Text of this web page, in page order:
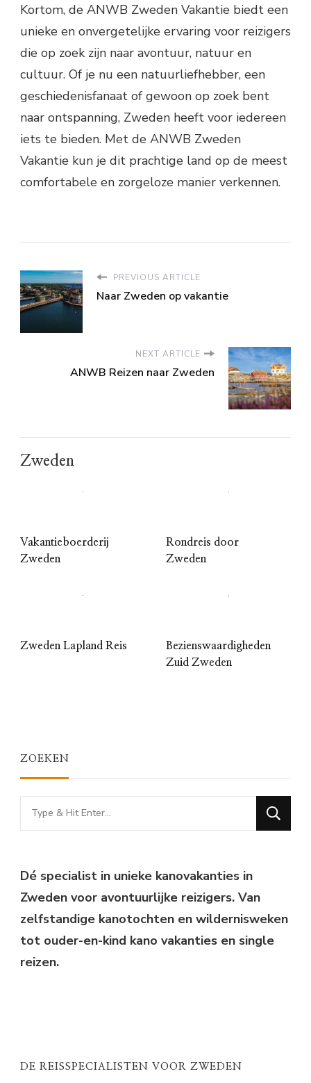
Kortom, de ANWB Zweden Vakantie biedt een
unieke en onvergetelijke ervaring voor reizigers
die op zoek zijn naar avontuur, natuur en
cultuur. Of je nu een natuurliefhebber, een
geschiedenisfanaat of gewoon op zoek bent
naar ontspanning, Zweden heeft voor iedereen
iets te bieden. Met de ANWB Zweden
Vakantie kun je dit prachtige land op de meest
comfortabele en zorgeloze manier verkennen.
PREVIOUS ARTICLE
Naar Zweden op vakantie
NEXT ARTICLE
ANWB Reizen naar Zweden
Zweden
Vakantieboerderij
Zweden
Rondreis door
Zweden
Zweden Lapland Reis
Bezienswaardigheden
Zuid Zweden
ZOEKEN
Looking
for
Dé specialist in unieke kanovakanties in
Zweden voor avontuurlijke reizigers. Van
zelfstandige kanotochten en wildernisweken
tot ouder-en-kind kano vakanties en single
reizen.
DE REISSPECIALISTEN VOOR ZWEDEN